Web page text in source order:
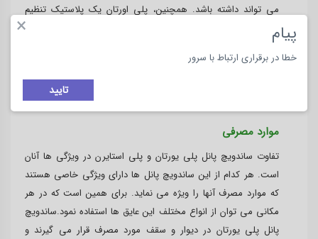
می تواند داشته باشد. همچنین، پلی اورتان یک پلاستیک تنظیم
حرارتی است. این بدان معناست که ذوب نخواهد شد تا زمانی که دما
بر روی پلی اورتان تأثیر نمی گذارد. از طرف دیگر، پلی استایرن یک
پلاستیک تنظیم حرارتی نیست و در دمای 180 درجه نرم می شود و
موارد مصرفی
تفاوت ساندویچ پانل پلی یورتان و پلی استایرن در ویژگی ها آنان
است. هر کدام از این ساندویچ پانل ها دارای ویژگی خاصی هستند
که موارد مصرف آنها را ویژه می نماید. برای همین است که در هر
مکانی می توان از انواع مختلف این عایق ها استفاده نمود.ساندویچ
پانل پلی یورتان در دیوار و سقف مورد مصرف قرار می گیرند و
× پیام
خطا در برقراری ارتباط با سرور
تایید